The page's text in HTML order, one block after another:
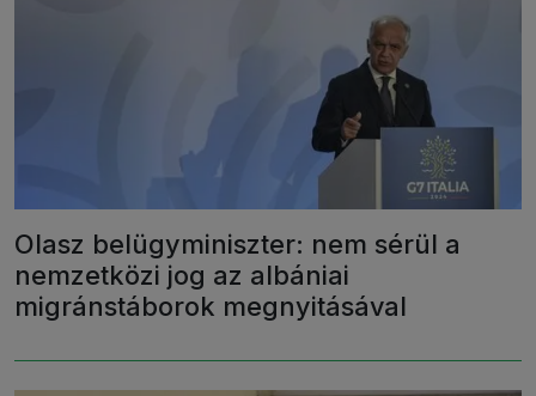
Olasz belügyminiszter: nem sérül a
nemzetközi jog az albániai
migránstáborok megnyitásával